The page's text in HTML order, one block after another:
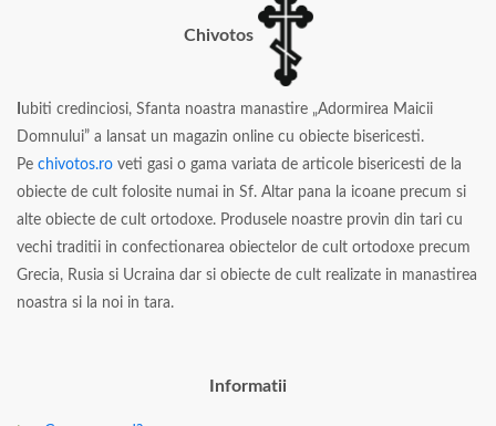
Chivotos
ubiti credinciosi, Sfanta noastra manastire „Adormirea Maicii
Domnului” a lansat un magazin online cu obiecte bisericesti.
Pe chivotos.ro veti gasi o gama variata de articole bisericesti de la
obiecte de cult folosite numai in Sf. Altar pana la icoane precum si
alte obiecte de cult ortodoxe. Produsele noastre provin din tari cu
vechi traditii in confectionarea obiectelor de cult ortodoxe precum
Grecia, Rusia si Ucraina dar si obiecte de cult realizate in manastirea
noastra si la noi in tara.
Informatii